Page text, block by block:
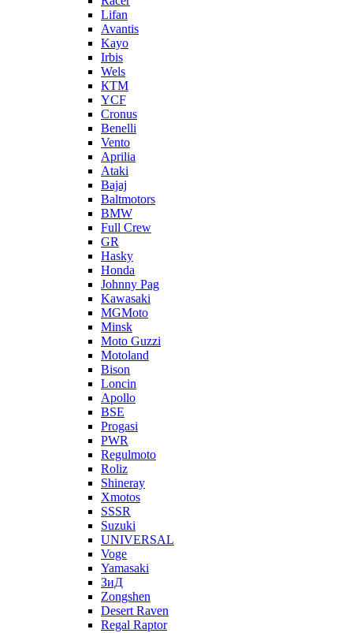
Lifan
Avantis
Kayo
Irbis
Wels
КТМ
YCF
Cronus
Benelli
Vento
Aprilia
Ataki
Bajaj
Baltmotors
BMW
Full Crew
GR
Hasky
Honda
Johnny Pag
Kawasaki
MGMoto
Minsk
Moto Guzzi
Motoland
Bison
Loncin
Apollo
BSE
Progasi
PWR
Regulmoto
Roliz
Shineray
Xmotos
SSSR
Suzuki
UNIVERSAL
Voge
Yamasaki
ЗиД
Zongshen
Desert Raven
Regal Raptor